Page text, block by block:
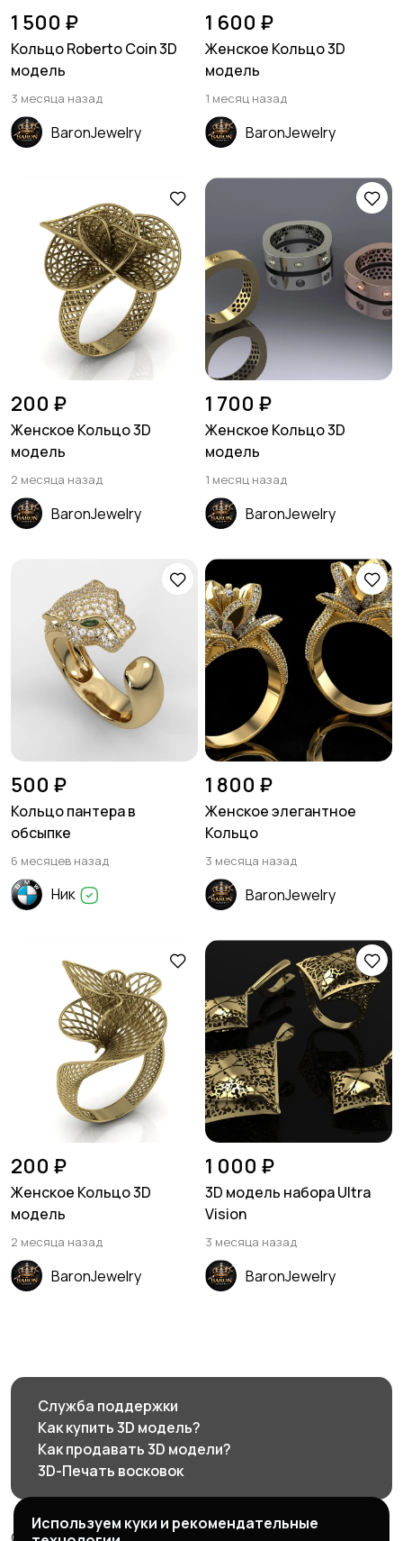
1 500 ₽
Кольцо Roberto Coin 3D
модель
3 месяца назад
BaronJewelry
1 600 ₽
Женское Кольцо 3D
модель
1 месяц назад
BaronJewelry
200 ₽
Женское Кольцо 3D
модель
2 месяца назад
BaronJewelry
1 700 ₽
Женское Кольцо 3D
модель
1 месяц назад
BaronJewelry
500 ₽
Кольцо пантера в
обсыпке
6 месяцев назад
Ник
1 800 ₽
Женское элегантное
Кольцо
3 месяца назад
BaronJewelry
200 ₽
Женское Кольцо 3D
модель
2 месяца назад
BaronJewelry
1 000 ₽
3D модель набора Ultra
Vision
3 месяца назад
BaronJewelry
Служба поддержки
Как купить 3D модель?
Как продавать 3D модели?
3D-Печать восковок
Используем куки и рекомендательные